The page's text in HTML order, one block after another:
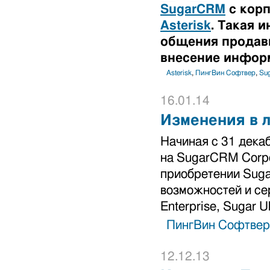
SugarCRM с
Asterisk. Такая
общения
внесение
Asterisk, ПингВин Софтвер,
16.01.14
Изменения в
Начиная с 31
на SugarCRM
приобретении
возможностей и
Enterprise, Sugar
ПингВин Софтвер
12.12.13